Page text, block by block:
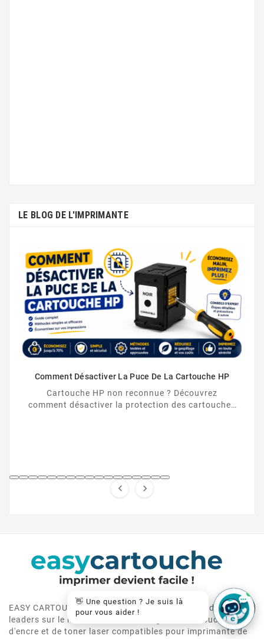
LE BLOG DE L'IMPRIMANTE
Comment Désactiver La Puce De La Cartouche HP
Cartouche HP non reconnue ? Découvrez
comment désactiver la protection des cartouches
 
EASY CARTOUCHE est depuis plus de 10 ans un des
leaders sur le marché de vente en ligne de cartouche
d'encre et de toner laser compatibles pour imprimante de
👋 Une question ? Je suis là
pour vous aider !